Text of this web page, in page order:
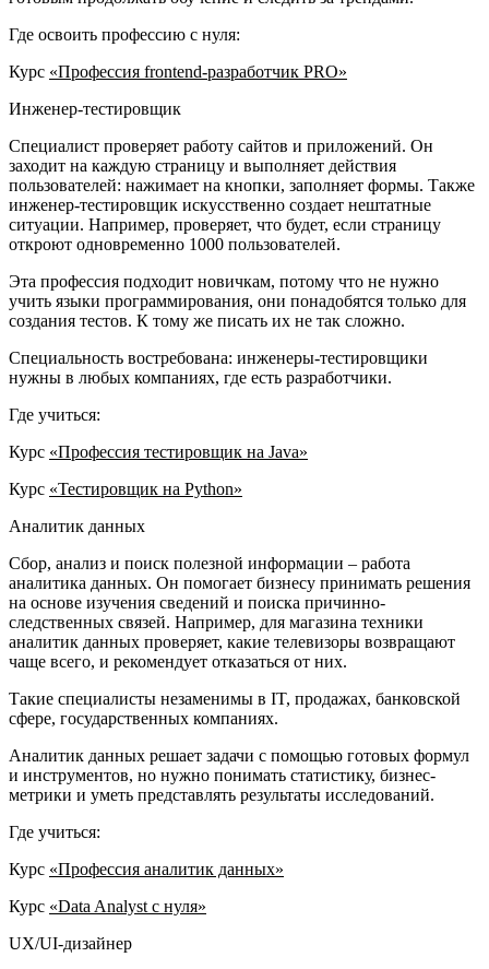
Где освоить профессию с нуля:
Курс «Профессия frontend-разработчик PRO»
Инженер-тестировщик
Специалист проверяет работу сайтов и приложений. Он
заходит на каждую страницу и выполняет действия
пользователей: нажимает на кнопки, заполняет формы. Также
инженер-тестировщик искусственно создает нештатные
ситуации. Например, проверяет, что будет, если страницу
откроют одновременно 1000 пользователей.
Эта профессия подходит новичкам, потому что не нужно
учить языки программирования, они понадобятся только для
создания тестов. К тому же писать их не так сложно.
Специальность востребована: инженеры-тестировщики
нужны в любых компаниях, где есть разработчики.
Где учиться:
Курс «Профессия тестировщик на Java»
Курс «Тестировщик на Python»
Аналитик данных
Сбор, анализ и поиск полезной информации – работа
аналитика данных. Он помогает бизнесу принимать решения
на основе изучения сведений и поиска причинно-
следственных связей. Например, для магазина техники
аналитик данных проверяет, какие телевизоры возвращают
чаще всего, и рекомендует отказаться от них.
Такие специалисты незаменимы в IT, продажах, банковской
сфере, государственных компаниях.
Аналитик данных решает задачи с помощью готовых формул
и инструментов, но нужно понимать статистику, бизнес-
метрики и уметь представлять результаты исследований.
Где учиться:
Курс «Профессия аналитик данных»
Курс «Data Analyst с нуля»
UX/UI‑дизайнер